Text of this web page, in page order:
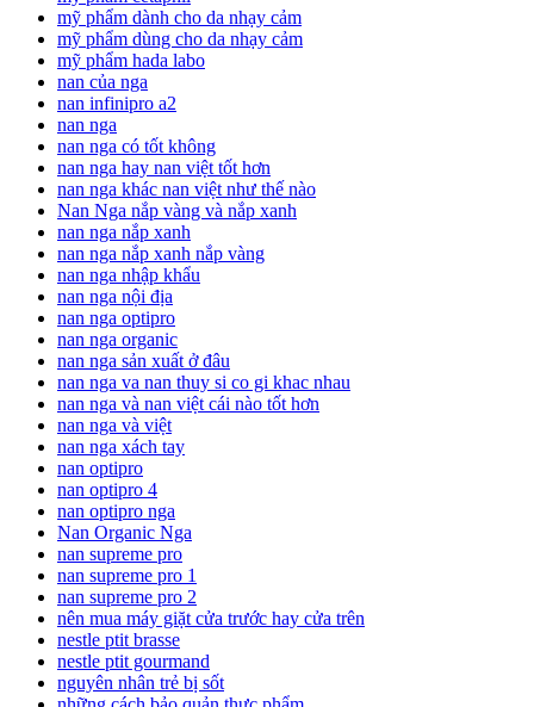
mỹ phẩm dành cho da nhạy cảm
mỹ phẩm dùng cho da nhạy cảm
mỹ phẩm hada labo
nan của nga
nan infinipro a2
nan nga
nan nga có tốt không
nan nga hay nan việt tốt hơn
nan nga khác nan việt như thế nào
Nan Nga nắp vàng và nắp xanh
nan nga nắp xanh
nan nga nắp xanh nắp vàng
nan nga nhập khẩu
nan nga nội địa
nan nga optipro
nan nga organic
nan nga sản xuất ở đâu
nan nga va nan thuy si co gi khac nhau
nan nga và nan việt cái nào tốt hơn
nan nga và việt
nan nga xách tay
nan optipro
nan optipro 4
nan optipro nga
Nan Organic Nga
nan supreme pro
nan supreme pro 1
nan supreme pro 2
nên mua máy giặt cửa trước hay cửa trên
nestle ptit brasse
nestle ptit gourmand
nguyên nhân trẻ bị sốt